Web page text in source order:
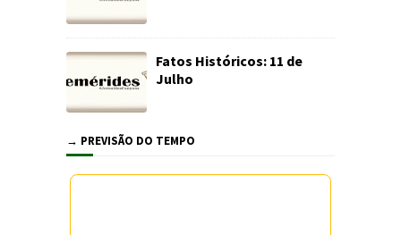
Fatos Históricos: 11 de
Julho
→ PREVISÃO DO TEMPO